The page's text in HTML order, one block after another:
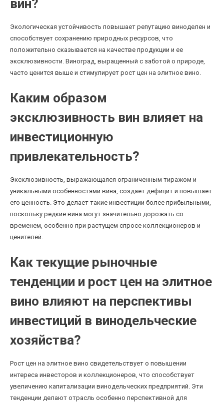
вин?
Экологическая устойчивость повышает репутацию виноделен и
способствует сохранению природных ресурсов, что
положительно сказывается на качестве продукции и ее
эксклюзивности. Виноград, выращенный с заботой о природе,
часто ценится выше и стимулирует рост цен на элитное вино.
Каким образом
эксклюзивность вин влияет на
инвестиционную
привлекательность?
Эксклюзивность, выражающаяся ограниченным тиражом и
уникальными особенностями вина, создает дефицит и повышает
его ценность. Это делает такие инвестиции более прибыльными,
поскольку редкие вина могут значительно дорожать со
временем, особенно при растущем спросе коллекционеров и
ценителей.
Как текущие рыночные
тенденции и рост цен на элитное
вино влияют на перспективы
инвестиций в винодельческие
хозяйства?
Рост цен на элитное вино свидетельствует о повышении
интереса инвесторов и коллекционеров, что способствует
увеличению капитализации винодельческих предприятий. Эти
тенденции делают отрасль особенно перспективной для